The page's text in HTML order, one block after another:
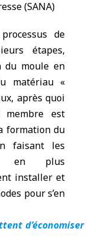
de
étapes,
du moule en
matériau «
après quoi
est
formation du
faisant les
en plus
installer et
pour s’en
d’économiser